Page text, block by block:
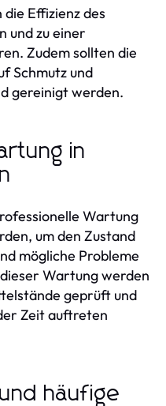
Effizienz des
und zu einer
Zudem sollten die
Schmutz und
gereinigt werden.
in
Wartung
um den Zustand
mögliche Probleme
Wartung werden
geprüft und
Zeit auftreten
häufige